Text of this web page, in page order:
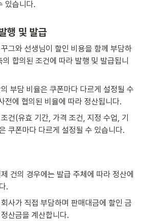
있습니다.
행 및 발급
그와 선생님이 할인 비용을 함께 부담하
합의된 조건에 따라 발행 및 발급됩니
부담 비율은 쿠폰마다 다르게 설정될 수
전에 협의된 비율에 따라 정산됩니다.
건(유효 기간, 가격 조건, 지정 수업, 기
쿠폰마다 다르게 설정될 수 있습니다.
건의 경우에는 발급 주체에 따라 정산에
.
사가 직접 부담하며 판매대금에 할인 금
산금을 계산합니다.